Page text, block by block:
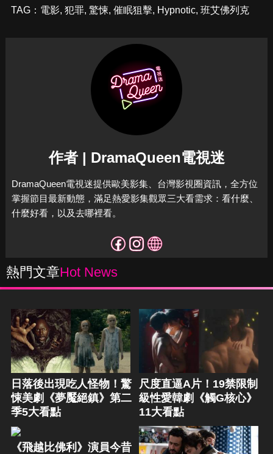
TAG： 電影, 犯罪, 驚悚, 催眠狙擊, Hypnotic, 班艾佛列克
作者 | DramaQueen電視迷
DramaQueen電視迷提供歐美影集、台灣影視圈資訊，全方位
掌握節目最新動態，滿足熱愛影集觀眾三大看需求：看什麼、
什麼好看，以及去哪裡看。
熱門文章Hot News
日落後出現吃人怪物！驚
悚美劇《夢魘絕鎮》第二
季5大看點
尺度直逼A片！19禁限制
級性愛韓劇《觸G核心》
11大看點
《飛越比佛利》演員今昔